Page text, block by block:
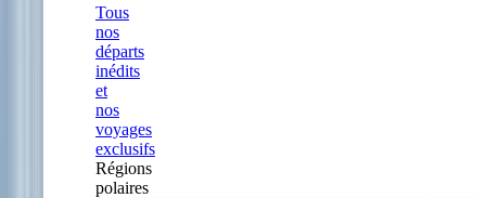
Tous
nos
départs
inédits
et
nos
voyages
exclusifs
Régions
polaires